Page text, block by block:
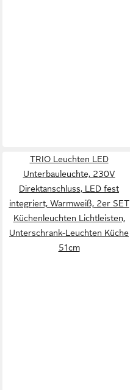
TRIO Leuchten LED
Unterbauleuchte, 230V
Direktanschluss, LED fest
integriert, Warmweiß, 2er SET
Küchenleuchten Lichtleisten,
Unterschrank-Leuchten Küche
51cm